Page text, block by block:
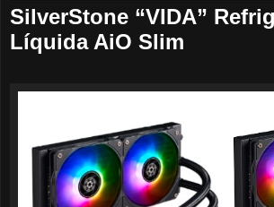
SilverStone “VIDA”
Líquida AiO Slim